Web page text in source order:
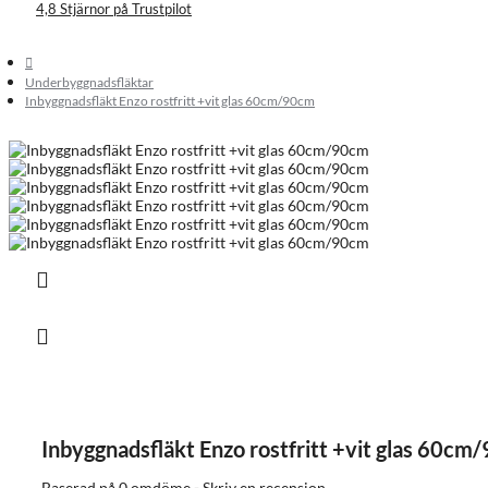
4,8 Stjärnor på Trustpilot
Underbyggnadsfläktar
Inbyggnadsfläkt Enzo rostfritt +vit glas 60cm/90cm
Inbyggnadsfläkt Enzo rostfritt +vit glas 60cm/